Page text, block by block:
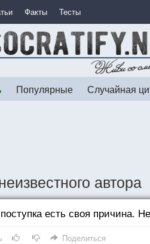
Факты Тесты
Популярные Случайная
автора
есть своя причина.
Поделиться